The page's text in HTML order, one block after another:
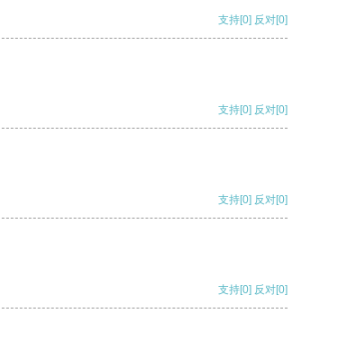
支持[0] 反对[0]
支持[0] 反对[0]
支持[0] 反对[0]
支持[0] 反对[0]